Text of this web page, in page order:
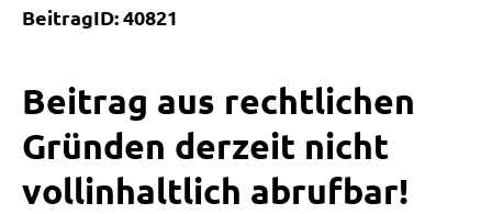
BeitragID: 40821
Beitrag aus rechtlichen
Gründen derzeit nicht
vollinhaltlich abrufbar!